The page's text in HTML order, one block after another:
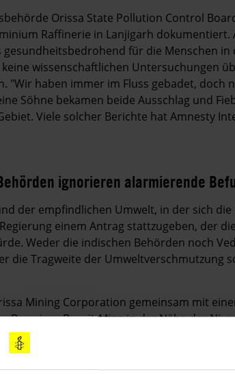
Orissa State Pollution Control
Raffinerie in Lanjigarh
gesundheitsbedrohend für die Menschen
wissenschaftlichen Untersuchungen
"Wir haben immer im Fluss gebadet, doch
Söhne bekamen beide Ausschlag und
Viele solcher Berichte hat Amnesty
ignorieren alarmierende
der empfindlichen Umwelt, in der sich
einem Antrag stattzugeben, der
Weder die indischen Behörden noch
die Tragweite der Umweltverschmutzung
Mining Corporation gemeinsam mit
Bau einer Bauxit-Mine in der Nähe der
die bereits seit Jahrhunderten in dem
das Gebirge als heilig, ist außerdem
Wasser, Lebensunterhalt und kulturelle